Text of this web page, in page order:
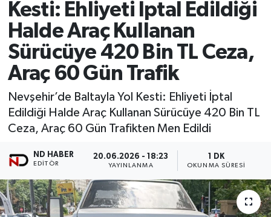
Kesti: Ehliyeti İptal Edildiği
Halde Araç Kullanan
Sürücüye 420 Bin TL Ceza,
Araç 60 Gün Trafik
Nevşehir’de Baltayla Yol Kesti: Ehliyeti İptal
Edildiği Halde Araç Kullanan Sürücüye 420 Bin TL
Ceza, Araç 60 Gün Trafikten Men Edildi
ND HABER
EDITÖR
20.06.2026 - 18:23
YAYINLANMA
1 DK
OKUNMA SÜRESI